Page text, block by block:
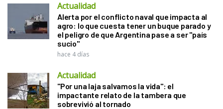
Actualidad
Alerta por el conflicto naval que impacta al
agro: lo que cuesta tener un buque parado y
el peligro de que Argentina pase a ser "país
sucio"
hace 4 días
Actualidad
"Por una laja salvamos la vida": el
impactante relato de la tambera que
sobrevivió al tornado